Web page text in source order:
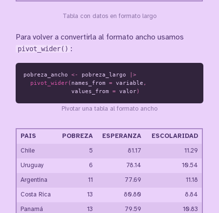
Tabla con datos en formato largo
Para volver a convertirla al formato ancho usamos
pivot_wider() :
pobreza_ancho <- pobreza_largo
|>
pivot_wider( names_from = variable ,
values_from = valor)
Pivotar una tabla al formato ancho
PAIS POBREZA ESPERANZA ESCOLARIDAD
Chile 5 81.17 11.29
Uruguay 6 78.14 10.54
Argentina 11 77.69 11.18
Costa Rica 13 80.80 8.84
Panamá 13 79.59 10.83